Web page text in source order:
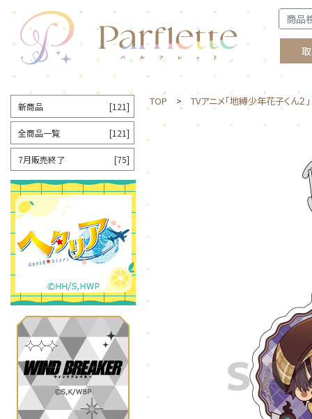
TOP > TVアニメ「地縛少年花子くん２」
新商品 [121]
全商品一覧 [121]
7月販売終了 [75]